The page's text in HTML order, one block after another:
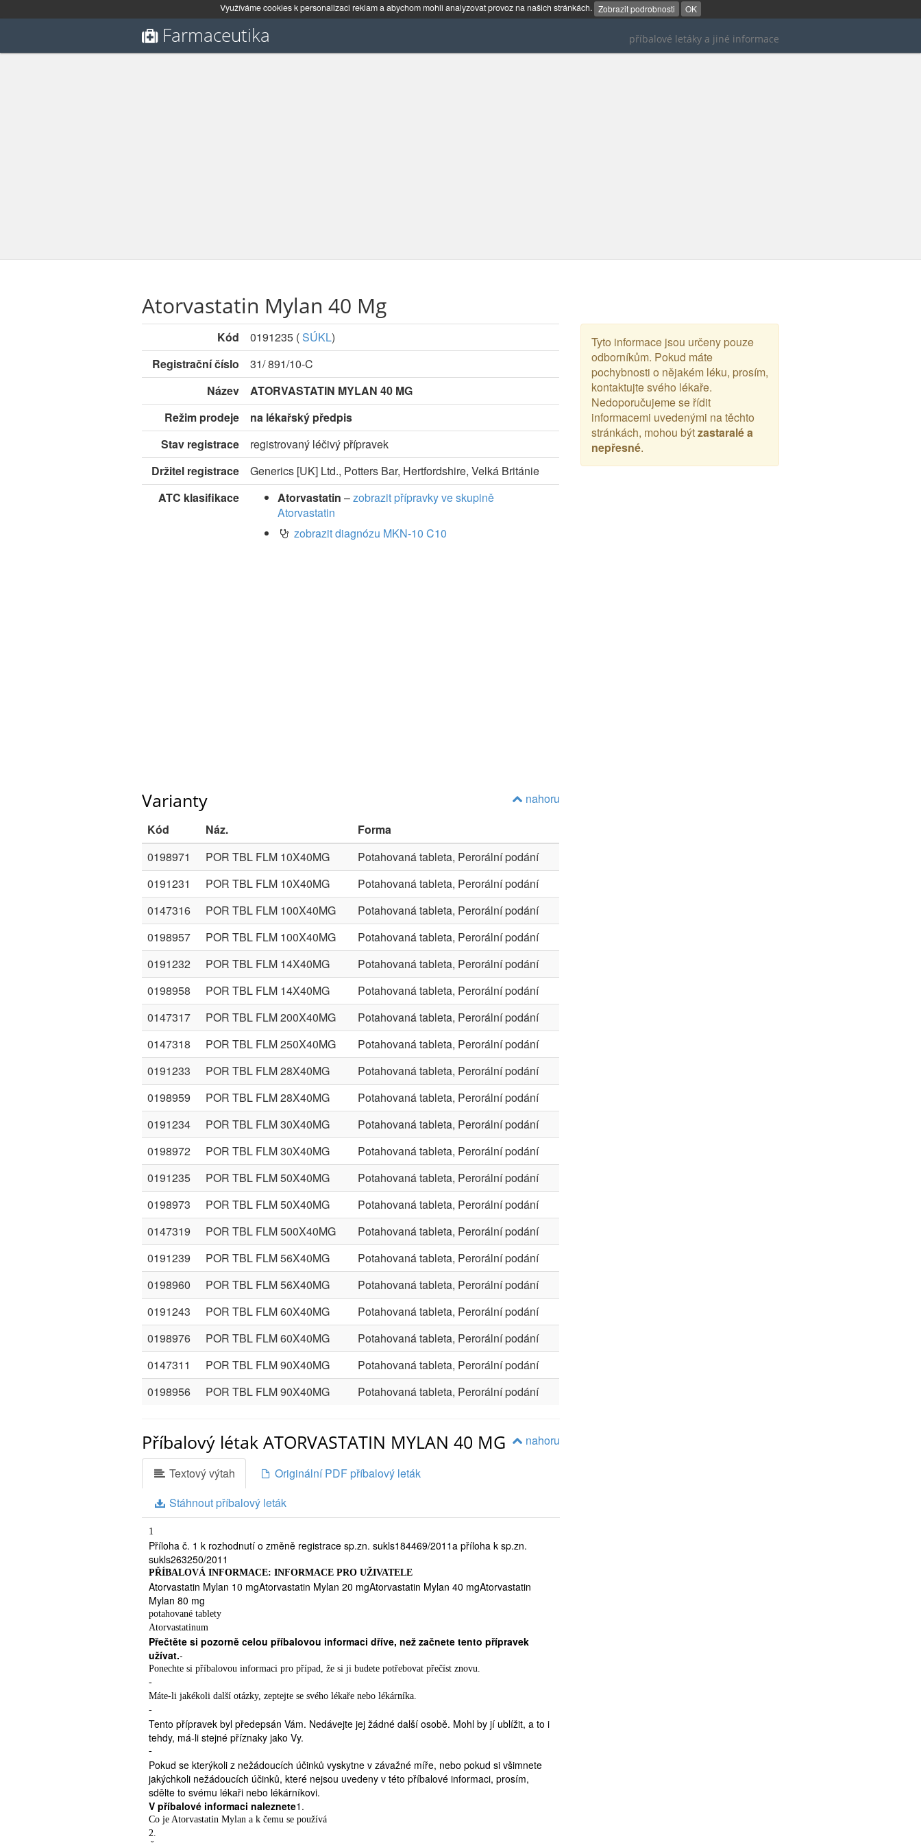
Využíváme cookies k personalizaci reklam a abychom mohli analyzovat provoz na našich stránkách. Zobrazit podrobnosti OK
příbalové letáky a jiné informace
Farmaceutika
Atorvastatin Mylan 40 Mg
Kód 0191235 (SÚKL)
Registrační číslo
31/ 891/10-C
Název
ATORVASTATIN MYLAN 40 MG
Režim prodeje
na lékařský předpis
Stav registrace
registrovaný léčivý přípravek
Držitel registrace
Generics [UK] Ltd., Potters Bar, Hertfordshire, Velká Británie
ATC klasifikace
Atorvastatin –zobrazit přípravky ve skupině
Atorvastatin
zobrazit diagnózu MKN-10 C10
nahoru
Varianty
Kód Náz.
Forma
0198971
POR TBL FLM 10X40MG
Potahovaná tableta, Perorální podání
0191231
POR TBL FLM 10X40MG
Potahovaná tableta, Perorální podání
0147316
POR TBL FLM 100X40MG
Potahovaná tableta, Perorální podání
0198957
POR TBL FLM 100X40MG
Potahovaná tableta, Perorální podání
0191232
POR TBL FLM 14X40MG
Potahovaná tableta, Perorální podání
0198958
POR TBL FLM 14X40MG
Potahovaná tableta, Perorální podání
0147317
POR TBL FLM 200X40MG
Potahovaná tableta, Perorální podání
0147318
POR TBL FLM 250X40MG
Potahovaná tableta, Perorální podání
0191233
POR TBL FLM 28X40MG
Potahovaná tableta, Perorální podání
0198959
POR TBL FLM 28X40MG
Potahovaná tableta, Perorální podání
0191234
POR TBL FLM 30X40MG
Potahovaná tableta, Perorální podání
0198972
POR TBL FLM 30X40MG
Potahovaná tableta, Perorální podání
0191235
POR TBL FLM 50X40MG
Potahovaná tableta, Perorální podání
0198973
POR TBL FLM 50X40MG
Potahovaná tableta, Perorální podání
0147319
POR TBL FLM 500X40MG
Potahovaná tableta, Perorální podání
0191239
POR TBL FLM 56X40MG
Potahovaná tableta, Perorální podání
0198960
POR TBL FLM 56X40MG
Potahovaná tableta, Perorální podání
0191243
POR TBL FLM 60X40MG
Potahovaná tableta, Perorální podání
0198976
POR TBL FLM 60X40MG
Potahovaná tableta, Perorální podání
0147311
POR TBL FLM 90X40MG
Potahovaná tableta, Perorální podání
0198956
POR TBL FLM 90X40MG Potahovaná tableta, Perorální podání
nahoru
Příbalový létak ATORVASTATIN MYLAN 40 MG
Textový výtah
Originální PDF příbalový leták
Stáhnout příbalový leták
1
Příloha č. 1 k rozhodnutí o změně registrace sp.zn. sukls184469/2011a příloha k sp.zn.
sukls263250/2011
PŘÍBALOVÁ INFORMACE: INFORMACE PRO UŽIVATELE
Atorvastatin Mylan 10 mgAtorvastatin Mylan 20 mgAtorvastatin Mylan 40 mgAtorvastatin
Mylan 80 mg
potahované tablety
Atorvastatinum
Přečtěte si pozorně celou příbalovou informaci dříve, než začnete tento přípravek
užívat.-
Ponechte si příbalovou informaci pro případ, že si ji budete potřebovat přečíst znovu.
-
Máte-li jakékoli další otázky, zeptejte se svého lékaře nebo lékárníka.
-
Tento přípravek byl předepsán Vám. Nedávejte jej žádné další osobě. Mohl by jí ublížit, a to i
tehdy, má-li stejné příznaky jako Vy.
-
Pokud se kterýkoli z nežádoucích účinků vyskytne v závažné míře, nebo pokud si všimnete
jakýchkoli nežádoucích účinků, které nejsou uvedeny v této příbalové informaci, prosím,
sdělte to svému lékaři nebo lékárníkovi.
V příbalové informaci naleznete1.
Co je Atorvastatin Mylan a k čemu se používá
2.
Tyto informace jsou určeny pouze
odborníkům. Pokud máte
pochybnosti o nějakém léku, prosím,
kontaktujte svého lékaře.
Nedoporučujeme se řídit
informacemi uvedenými na těchto
stránkách, mohou býtzastaralé a
nepřesné.